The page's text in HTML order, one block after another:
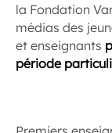
la Fondation
médias des
et enseignants
période